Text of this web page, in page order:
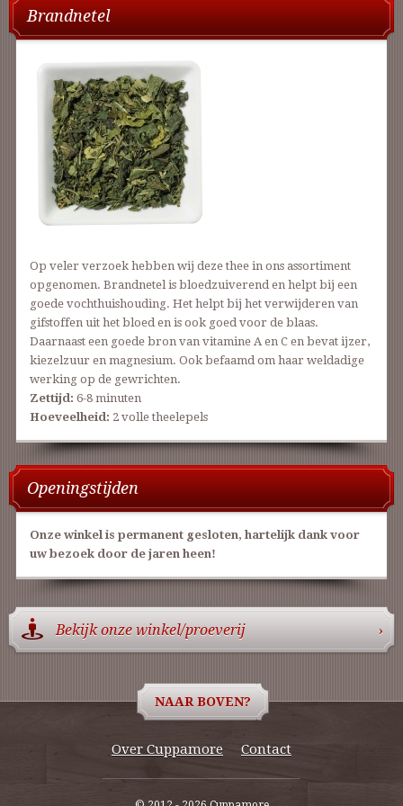
Brandnetel
Op veler verzoek hebben wij deze thee in ons assortiment
opgenomen. Brandnetel is bloedzuiverend en helpt bij een
goede vochthuishouding. Het helpt bij het verwijderen van
gifstoffen uit het bloed en is ook goed voor de blaas.
Daarnaast een goede bron van vitamine A en C en bevat ijzer,
kiezelzuur en magnesium. Ook befaamd om haar weldadige
werking op de gewrichten.
Zettijd: 6-8 minuten
Hoeveelheid: 2 volle theelepels
Openingstijden
Onze winkel is permanent gesloten, hartelijk dank voor
uw bezoek door de jaren heen!
Bekijk onze winkel/proeverij ›
NAAR BOVEN?
Over Cuppamore Contact